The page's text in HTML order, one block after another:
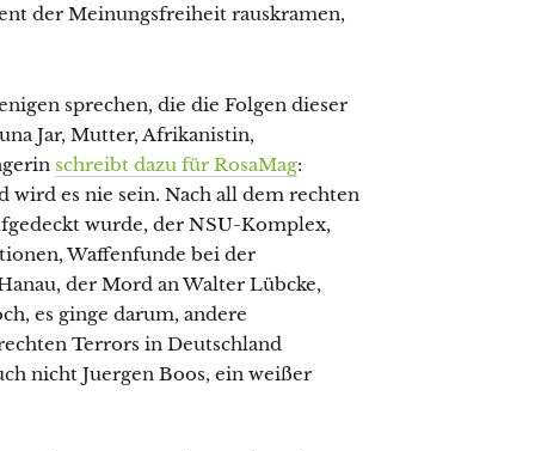
der Meinungsfreiheit rauskramen,
sprechen, die die Folgen dieser
Jar, Mutter, Afrikanistin,
schreibt dazu für RosaMag:
wird es nie sein. Nach all dem rechten
wurde, der NSU-Komplex,
Waffenfunde bei der
der Mord an Walter Lübcke,
es ginge darum, andere
Terrors in Deutschland
nicht Juergen Boos, ein weißer